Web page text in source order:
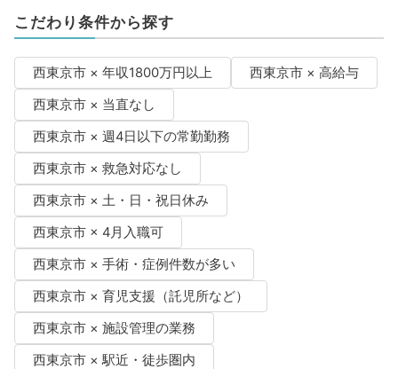
こだわり条件から探す
西東京市 × 年収1800万円以上
西東京市 × 高給与
西東京市 × 当直なし
西東京市 × 週4日以下の常勤勤務
西東京市 × 救急対応なし
西東京市 × 土・日・祝日休み
西東京市 × 4月入職可
西東京市 × 手術・症例件数が多い
西東京市 × 育児支援（託児所など）
西東京市 × 施設管理の業務
西東京市 × 駅近・徒歩圏内